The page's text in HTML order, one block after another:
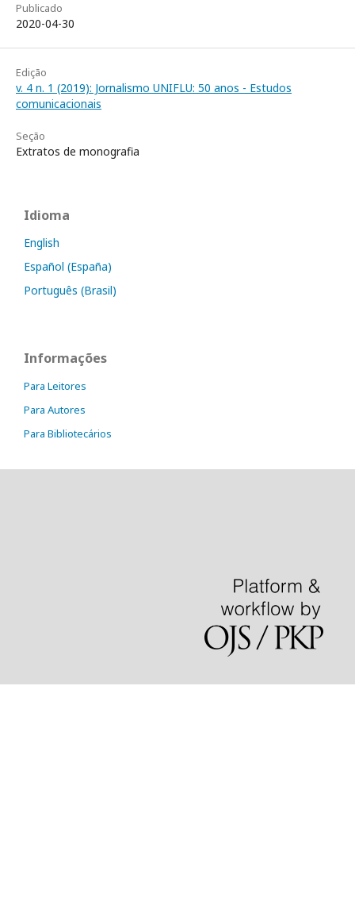
Publicado
2020-04-30
Edição
v. 4 n. 1 (2019): Jornalismo UNIFLU: 50 anos - Estudos
comunicacionais
Seção
Extratos de monografia
Idioma
English
Español (España)
Português (Brasil)
Informações
Para Leitores
Para Autores
Para Bibliotecários